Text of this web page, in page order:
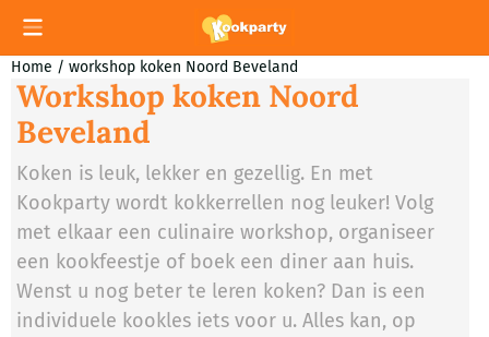
Cookievoorkeuren zijn momenteel gesloten.
Home / workshop koken Noord Beveland
Workshop koken Noord
Beveland
Koken is leuk, lekker en gezellig. En met
Kookparty wordt kokkerrellen nog leuker! Volg
met elkaar een culinaire workshop, organiseer
een kookfeestje of boek een diner aan huis.
Wenst u nog beter te leren koken? Dan is een
individuele kookles iets voor u. Alles kan, op